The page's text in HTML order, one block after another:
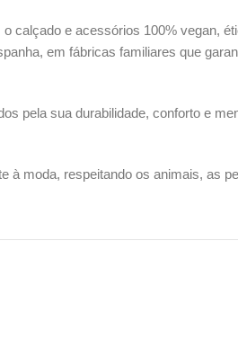
calçado e acessórios 100% vegan,
em fábricas familiares que
pela sua durabilidade, conforto e
à moda, respeitando os animais, as